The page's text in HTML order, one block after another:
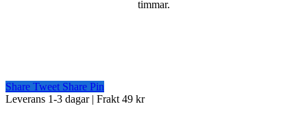
timmar.
Share Tweet Share Pin
Close
Leverans 1-3 dagar | Frakt 49 kr